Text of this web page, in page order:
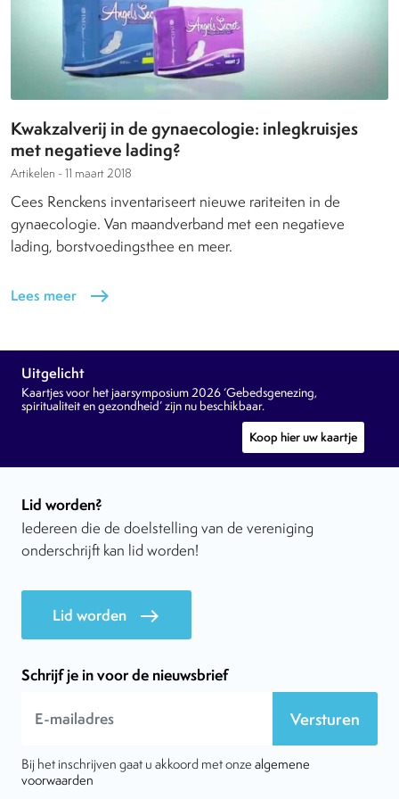
Kwakzalverij in de gynaecologie: inlegkruisjes
met negatieve lading?
Artikelen - 11 maart 2018
Cees Renckens inventariseert nieuwe rariteiten in de
gynaecologie. Van maandverband met een negatieve
lading, borstvoedingsthee en meer.
Lees meer east
Uitgelicht
Kaartjes voor het jaarsymposium 2026 ‘Gebedsgenezing,
spiritualiteit en gezondheid’ zijn nu beschikbaar.
Koop hier uw kaartje
Lid worden?
Iedereen die de doelstelling van de vereniging
onderschrijft kan lid worden!
Lid worden east
Schrijf je in voor de nieuwsbrief
Versturen
Bij het inschrijven gaat u akkoord met onze algemene
voorwaarden